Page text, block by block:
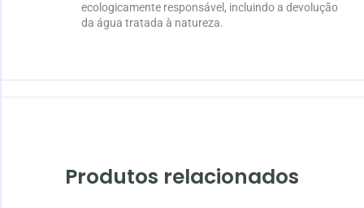
ecologicamente responsável, incluindo a devolução
da água tratada à natureza.
Produtos relacionados